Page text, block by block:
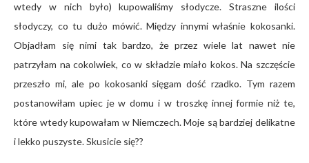
wtedy w nich było) kupowaliśmy słodycze. Straszne ilości
słodyczy, co tu dużo mówić. Między innymi właśnie kokosanki.
Objadłam się nimi tak bardzo, że przez wiele lat nawet nie
patrzyłam na cokolwiek, co w składzie miało kokos. Na szczęście
przeszło mi, ale po kokosanki sięgam dość rzadko. Tym razem
postanowiłam upiec je w domu i w troszkę innej formie niż te,
które wtedy kupowałam w Niemczech. Moje są bardziej delikatne
i lekko puszyste. Skusicie się??